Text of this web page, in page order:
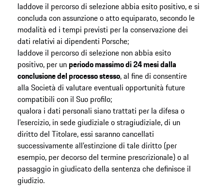
laddove il percorso di selezione abbia esito positivo, e si
concluda con assunzione o atto equiparato, secondo le
modalità ed i tempi previsti per la conservazione dei
dati relativi ai dipendenti Porsche;
laddove il percorso di selezione non abbia esito
positivo, per unperiodo massimo di 24 mesi dalla
conclusione del processo stesso, al fine di consentire
alla Società di valutare eventuali opportunità future
compatibili con il Suo profilo;
qualora i dati personali siano trattati per la difesa o
l’esercizio, in sede giudiziale o stragiudiziale, di un
diritto del Titolare, essi saranno cancellati
successivamente all’estinzione di tale diritto (per
esempio, per decorso del termine prescrizionale) o al
passaggio in giudicato della sentenza che definisce il
giudizio.